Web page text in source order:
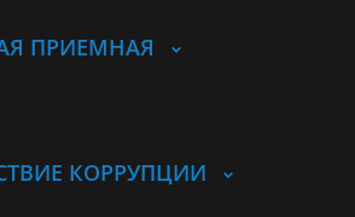
ПРИЕМНАЯ
КОРРУПЦИИ